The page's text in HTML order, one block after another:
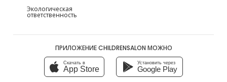
Экологическая
ответственность
ПРИЛОЖЕНИЕ CHILDRENSALON МОЖНО
Скачать в
App Store
Установить через
Google Play